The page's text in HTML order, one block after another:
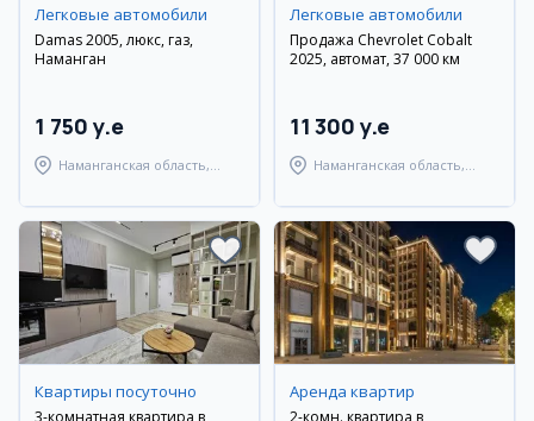
Легковые автомобили
Damas 2005, люкс, газ,
Наманган
1 750 y.e
Наманганская область,
Легковые автомобили
Продажа Chevrolet Cobalt
2025, автомат, 37 000 км
11 300 y.e
Наманганская область,
Квартиры посуточно
3-комнатная квартира в
Аренда квартир
2-комн. квартира в